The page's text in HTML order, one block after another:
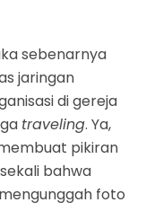
sebenarnya
jaringan
di gereja
traveling. Ya,
pikiran
bahwa
foto